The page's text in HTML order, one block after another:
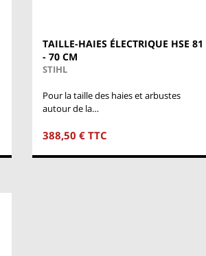
TAILLE-HAIES ÉLECTRIQUE HSE 81
- 70 CM
STIHL
Pour la taille des haies et arbustes
autour de la…
388,50 € TTC